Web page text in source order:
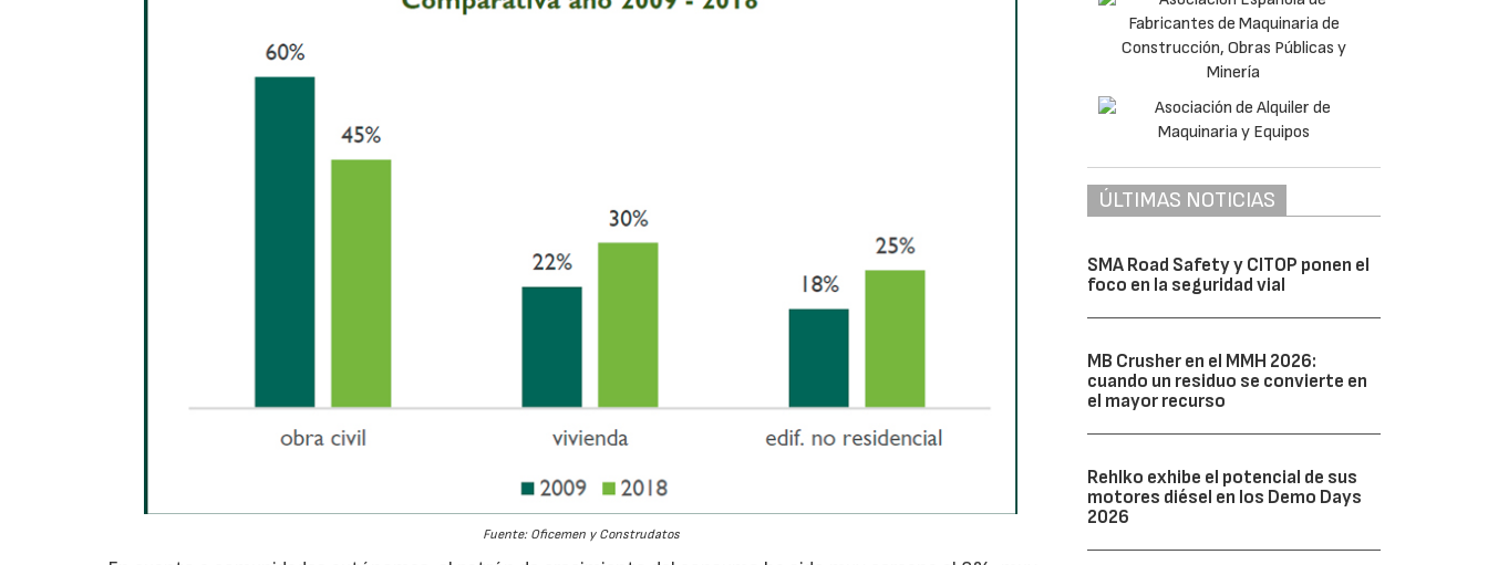
Fuente: Oficemen y Construdatos
ÚLTIMAS NOTICIAS
SMA Road Safety y CITOP ponen el
foco en la seguridad vial
MB Crusher en el MMH 2026:
cuando un residuo se convierte en
el mayor recurso
Rehlko exhibe el potencial de sus
motores diésel en los Demo Days
2026